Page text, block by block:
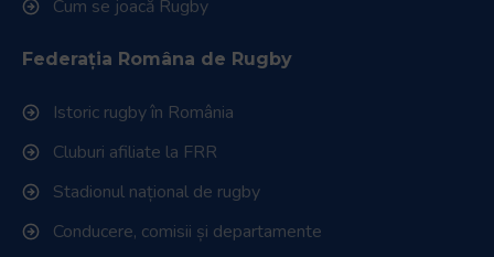
Cum se joacă Rugby
Federația Româna de Rugby
Istoric rugby în România
Cluburi afiliate la FRR
Stadionul național de rugby
Conducere, comisii și departamente